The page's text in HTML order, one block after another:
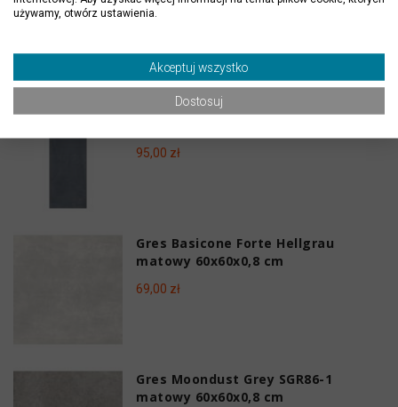
Gres Meridean Blue matowy
95,00 zł
Gres Basicone Forte Hellgrau
matowy 60x60x0,8 cm
69,00 zł
Gres Moondust Grey SGR86-1
matowy 60x60x0,8 cm
używamy, otwórz ustawienia.
Akceptuj wszystko
Dostosuj